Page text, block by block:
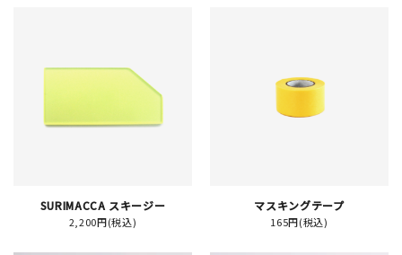
シルクスクリーン
SURIMACCA スキージー
2,200円(税込)
マスキングテープ
165円(税込)